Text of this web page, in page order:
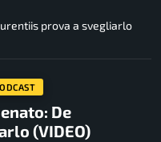
prova a svegliarlo
De
(VIDEO)